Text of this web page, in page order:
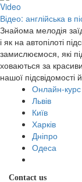
Video
Відео: англійська в
Знайома мелодія
і як на автопілоті
замислюємося, які
ховаються за
нашої
Онлайн-курс
Львів
Київ
Харків
Дніпро
Одеса
Contact us